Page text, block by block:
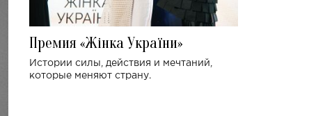
Премия «Жінка України»
Истории силы, действия и мечтаний,
которые меняют страну.